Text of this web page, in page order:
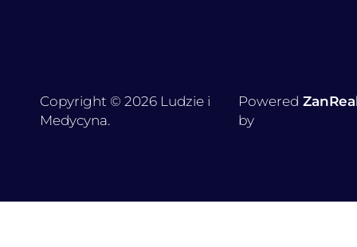
Copyright © 2026 Ludzie i
Medycyna.
Powered
by